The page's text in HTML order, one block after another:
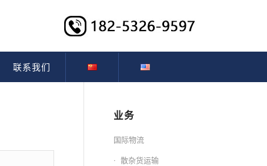
联系我们
业务
国际物流
散杂货运输